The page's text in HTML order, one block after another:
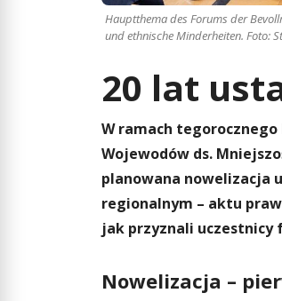
Hauptthema des Forums der
und ethnische Minderheiten. Foto:
20 lat
W ramach tegorocznego
Wojewodów ds.
planowana nowelizacja
regionalnym – aktu
jak przyznali uczestnicy
Nowelizacja –